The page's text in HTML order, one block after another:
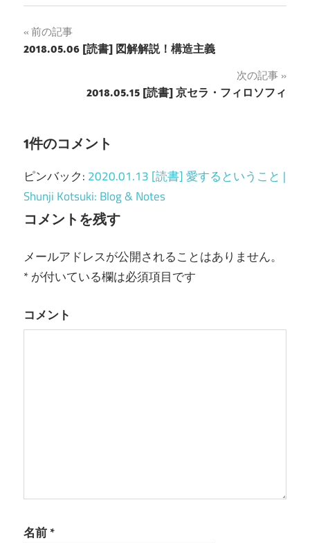
投
ビ
ゲ
ー
シ
ン
前の記事
2018.05.06 [読書] 図解解説！構造主義
次の記事
2018.05.15 [読書] 京セラ・フィロソフィ
1件のコメント
ピンバック: 2020.01.13 [読書] 愛するということ |
Shunji Kotsuki: Blog & Notes
コメントを残す
メールアドレスが公開されることはありません。
*が付いている欄は必須項目です
コメント
名前*